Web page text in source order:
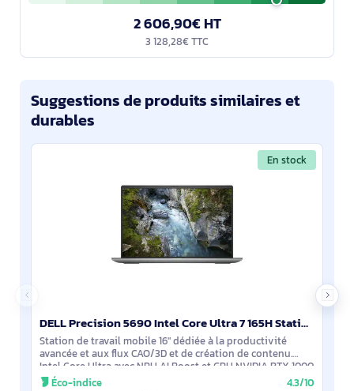
2 606,90€ HT
3 128,28€ TTC
Suggestions de produits similaires et
durables
En stock
DELL Precision 5690 Intel Core Ultra 7 165H Station de travail mobile 40,6 cm (16") Full HD+ 16 Go L - 4GF0G
Station de travail mobile 16" dédiée à la productivité
avancée et aux flux CAO/3D et de création de contenu.
Intel Core Ultra avec NPU AI Boost et GPU NVIDIA RTX 1000
Ada 6 Go. Écran IPS 16:10 FHD+
Éco-indice 4.3/10